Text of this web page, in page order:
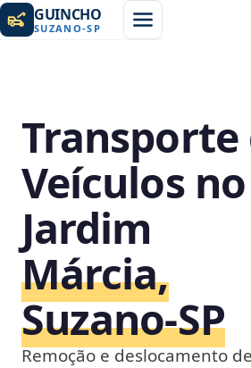
GUINCHO
SUZANO-SP
Transporte
Veículos no
Jardim
Márcia,
Suzano‑SP
Remoção e deslocamento